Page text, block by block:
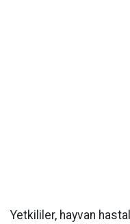
Yetkililer, hayvan